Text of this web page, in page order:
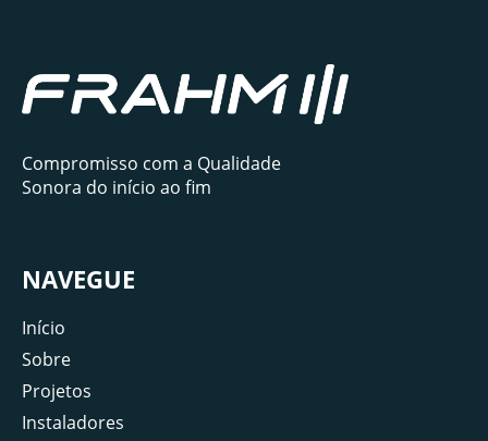
Compromisso com a Qualidade
Sonora do início ao fim
NAVEGUE
Início
Sobre
Projetos
Instaladores